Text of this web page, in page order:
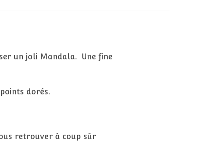
un joli Mandala. Une fine
dorés.
retrouver à coup sûr